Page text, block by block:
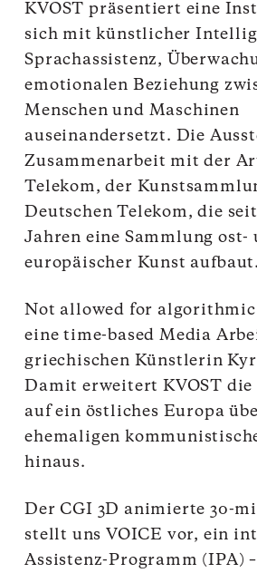
KVOST präsentiert eine
sich mit künstlicher
Sprachassistenz,
emotionalen Beziehung
Menschen und Maschinen
auseinandersetzt. Die
Zusammenarbeit mit der
Telekom, der
Deutschen Telekom, die
Jahren eine Sammlung ost-
europäischer Kunst aufbaut.
Not allowed for algorithmic
eine time-based Media
griechischen Künstlerin
Damit erweitert KVOST die
auf ein östliches Europa
ehemaligen
hinaus.
Der CGI 3D animierte 30-
stellt uns VOICE vor, ein
Assistenz-Programm (IPA)